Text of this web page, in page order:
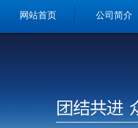
网站首页 公司简介